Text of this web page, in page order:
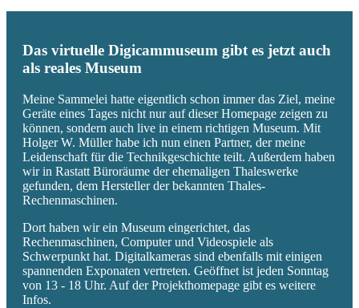
Das virtuelle Digicammuseum gibt es jetzt auch
als reales Museum
Meine Sammelei hatte eigentlich schon immer das Ziel, meine
Geräte eines Tages nicht nur auf dieser Homepage zeigen zu
können, sondern auch live in einem richtigen Museum. Mit
Holger W. Müller habe ich nun einen Partner, der meine
Leidenschaft für die Technikgeschichte teilt. Außerdem haben
wir in Rastatt Büroräume der ehemaligen Thaleswerke
gefunden, dem Hersteller der bekannten Thales-
Rechenmaschinen.
Dort haben wir ein Museum eingerichtet, das
Rechenmaschinen, Computer und Videospiele als
Schwerpunkt hat. Digitalkameras sind ebenfalls mit einigen
spannenden Exponaten vertreten. Geöffnet ist jeden Sonntag
von 13 - 18 Uhr. Auf der Projekthomepage gibt es weitere
Infos.